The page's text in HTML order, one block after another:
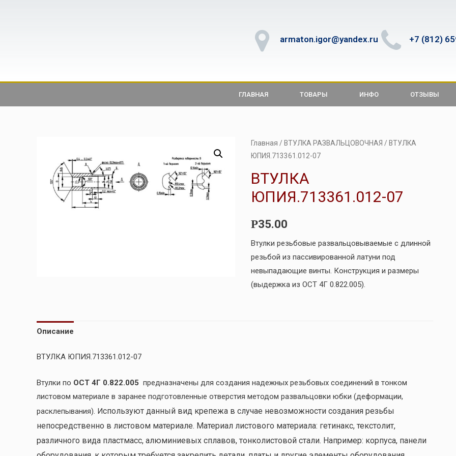
armaton.igor@yandex.ru +7 (812)
ГЛАВНАЯ ТОВАРЫ ИНФО ОТЗЫВЫ
Главная / ВТУЛКА РАЗВАЛЬЦОВОЧНАЯ / ВТУЛКА
ЮПИЯ.713361.012-07
ВТУЛКА
ЮПИЯ.713361.012-07
Р35.00
Втулки резьбовые развальцовываемые с длинной
резьбой из пассивированной латуни под
невыпадающие винты. Конструкция и размеры
(выдержка из ОСТ 4Г 0.822.005).
Описание
ВТУЛКА ЮПИЯ.713361.012-07
Втулки по ОСТ 4Г 0.822.005 предназначены для создания надежных резьбовых соединений в тонком
листовом материале в заранее подготовленные отверстия методом развальцовки юбки (деформации,
расклепывания). Используют данный вид крепежа в случае невозможности создания резьбы
непосредственно в листовом материале. Материал листового материала: гетинакс, текстолит,
различного вида пластмасс, алюминиевых сплавов, тонколистовой стали. Например: корпуса, панели